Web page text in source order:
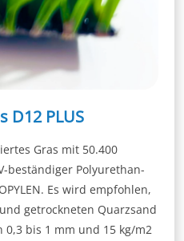
D12 PLUS
Gras mit 50.400
beständiger Polyurethan-
Es wird empfohlen,
getrockneten Quarzsand
bis 1 mm und 15 kg/m2